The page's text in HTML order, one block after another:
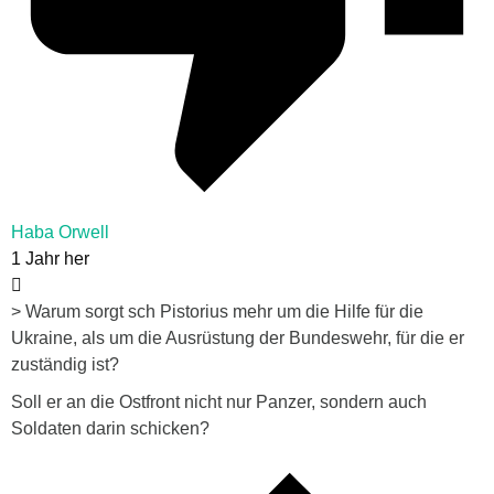
Haba Orwell
1 Jahr her
> Warum sorgt sch Pistorius mehr um die Hilfe für die
Ukraine, als um die Ausrüstung der Bundeswehr, für die er
zuständig ist?
Soll er an die Ostfront nicht nur Panzer, sondern auch
Soldaten darin schicken?